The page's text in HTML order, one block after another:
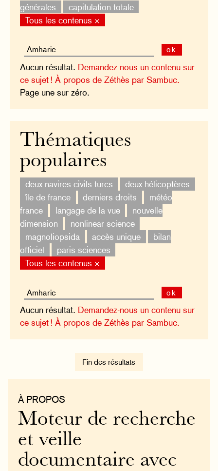
générales
capitulation totale
Tous les contenus ×
ok
Aucun résultat. Demandez-nous un contenu sur
ce sujet ! À propos de Zéthès par Sambuc.
Page une sur zéro.
Thématiques
populaires
deux navires civils turcs
deux hélicoptères
île de france
derniers droits
météo
france
langage de la vue
nouvelle
dimension
nonlinear science
magnoliopsida
accès unique
bilan
officiel
paris sciences
Tous les contenus ×
ok
Aucun résultat. Demandez-nous un contenu sur
ce sujet ! À propos de Zéthès par Sambuc.
Fin des résultats
À PROPOS
Moteur de recherche
et veille
documentaire avec